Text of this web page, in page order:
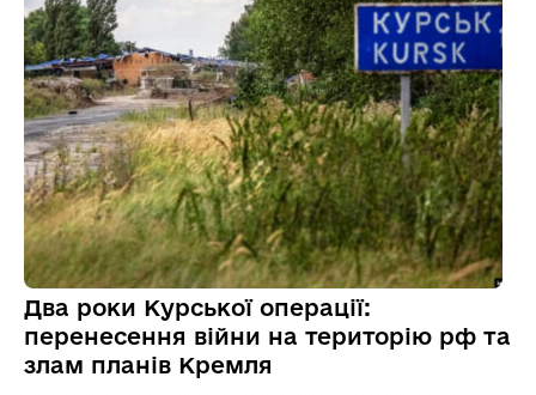
Два роки Курської операції:
перенесення війни на територію рф та
злам планів Кремля